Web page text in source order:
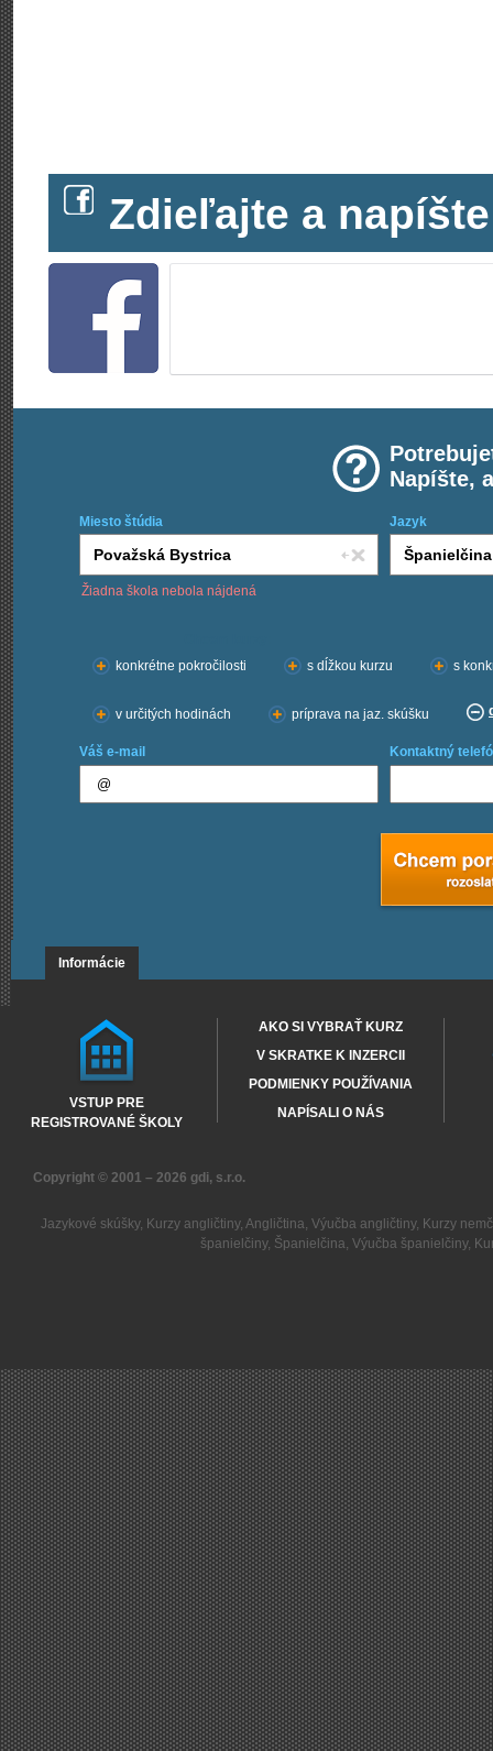
Zdieľajte a
Napíšte,
Miesto štúdia Jazyk
Žiadna škola nebola nájdená
konkrétne pokročilosti
s dĺžkou kurzu s
v určitých hodinách príprava na jaz. skúšku
Váš e-mail Kontaktný
Informácie
VSTUP PRE
REGISTROVANÉ ŠKOLY
AKO SI VYBRAŤ KURZ
V SKRATKE K INZERCII
PODMIENKY POUŽÍVANIA
NAPÍSALI O NÁS
Copyright © 2001 – 2026 gdi, s.r.o.
Jazykové skúšky, Kurzy angličtiny, Angličtina, Výučba angličtiny, Kurzy
španielčiny, Španielčina, Výučba španielčiny,